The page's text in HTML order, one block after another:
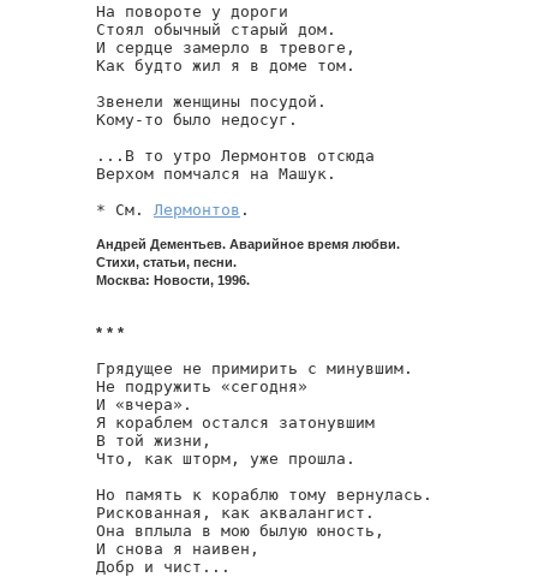
На повороте у дороги
Стоял обычный старый дом.
И сердце замерло в тревоге,
Как будто жил я в доме том.
Звенели женщины посудой.
Кому-то было недосуг.
...В то утро Лермонтов отсюда
Верхом помчался на Машук.
* См. Лермонтов .
Андрей Дементьев. Аварийное время любви.
Стихи, статьи, песни.
Москва: Новости, 1996.
* * *
Грядущее не примирить с минувшим.
Не подружить «сегодня»
И «вчера».
Я кораблем остался затонувшим
В той жизни,
Что, как шторм, уже прошла.
Но память к кораблю тому вернулась.
Рискованная, как аквалангист.
Она вплыла в мою былую юность,
И снова я наивен,
Добр и чист...